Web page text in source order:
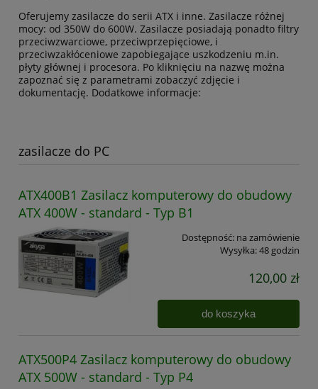
Oferujemy zasilacze do serii ATX i inne. Zasilacze różnej
mocy: od 350W do 600W. Zasilacze posiadają ponadto filtry
przeciwzwarciowe, przeciwprzepięciowe, i
przeciwzakłóceniowe zapobiegające uszkodzeniu m.in.
płyty głównej i procesora. Po kliknięciu na nazwę można
zapoznać się z parametrami zobaczyć zdjęcie i
dokumentację. Dodatkowe informacje:
zasilacze do PC
ATX400B1 Zasilacz komputerowy do obudowy
ATX 400W - standard - Typ B1
Dostępność: na zamówienie
Wysyłka:48 godzin
120,00 zł
do koszyka
ATX500P4 Zasilacz komputerowy do obudowy
ATX 500W - standard - Typ P4